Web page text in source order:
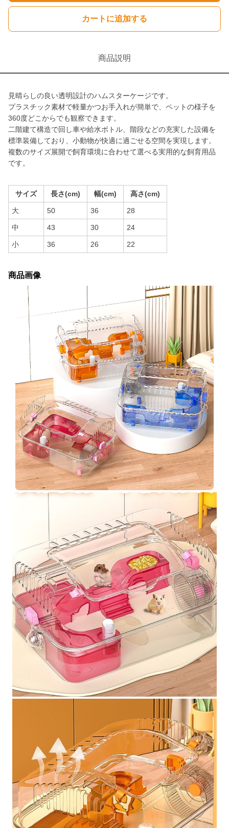
カートに追加する
商品説明
見晴らしの良い透明設計のハムスターケージです。
プラスチック素材で軽量かつお手入れが簡単で、ペットの様子を
360度どこからでも観察できます。
二階建て構造で回し車や給水ボトル、階段などの充実した設備を
標準装備しており、小動物が快適に過ごせる空間を実現します。
複数のサイズ展開で飼育環境に合わせて選べる実用的な飼育用品
です。
サイズ 長さ(cm) 幅(cm) 高さ(cm)
大 50 36 28
中 43 30 24
小 36 26 22
商品画像